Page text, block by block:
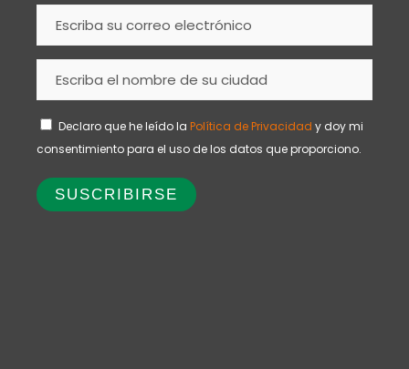
Declaro que he leído la Política de Privacidad y doy mi
consentimiento para el uso de los datos que proporciono.